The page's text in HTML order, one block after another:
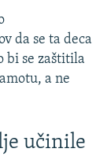
da se ta deca
bi se zaštitila
a ne
učinile